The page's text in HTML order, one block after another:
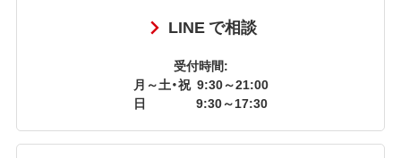
LINE で相談
受付時間:
月～土・祝 9:30～21:00
日
9:30～17:30